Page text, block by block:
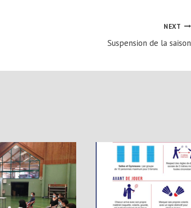
NEXT
Suspension de la saison